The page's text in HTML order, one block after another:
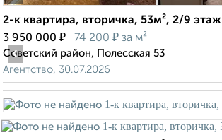
2-к квартира, вторичка, 53м², 2/9 этаж
3 950 000 ₽ 74 200 ₽ за м²
Советский район, Полесская 53
Агентство, 30.07.2026
‹